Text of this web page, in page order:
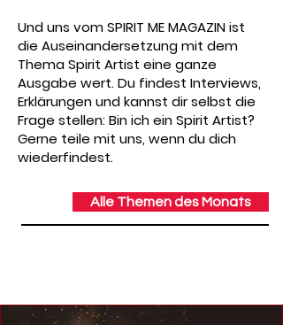
Und uns vom SPIRIT ME MAGAZIN ist
die Auseinandersetzung mit dem
Thema Spirit Artist eine ganze
Ausgabe wert. Du findest Interviews,
Erklärungen und kannst dir selbst die
Frage stellen: Bin ich ein Spirit Artist?
Gerne teile mit uns, wenn du dich
wiederfindest.
Alle Themen des Monats